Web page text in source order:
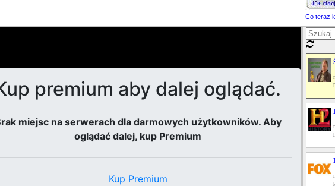
Co teraz